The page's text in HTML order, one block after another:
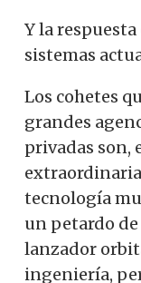
Y la respuesta
sistemas
Los cohetes
grandes
privadas son,
tecnología
un petardo
lanzador
ingeniería,